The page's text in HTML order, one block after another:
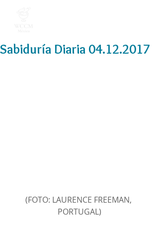
Sabiduría Diaria 04.12.2017
(FOTO: LAURENCE FREEMAN,
PORTUGAL)